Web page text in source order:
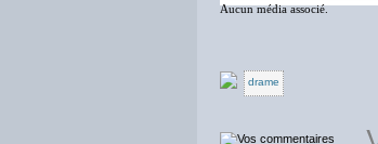
Aucun média associé.
drame